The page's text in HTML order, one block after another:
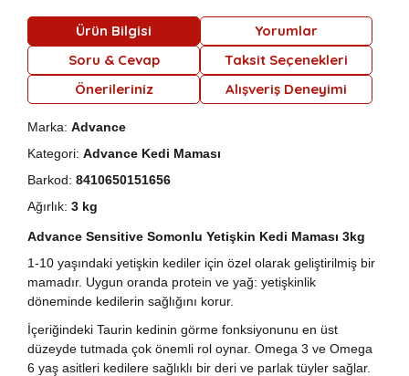
Ürün Bilgisi
Yorumlar
Soru & Cevap
Taksit Seçenekleri
Önerileriniz
Alışveriş Deneyimi
Marka: Advance
Kategori: Advance Kedi Maması
Barkod: 8410650151656
Ağırlık: 3 kg
Advance Sensitive Somonlu Yetişkin Kedi Maması 3kg
1-10 yaşındaki yetişkin kediler için özel olarak geliştirilmiş bir
mamadır. Uygun oranda protein ve yağ: yetişkinlik
döneminde kedilerin sağlığını korur.
İçeriğindeki Taurin kedinin görme fonksiyonunu en üst
düzeyde tutmada çok önemli rol oynar. Omega 3 ve Omega
6 yaş asitleri kedilere sağlıklı bir deri ve parlak tüyler sağlar.